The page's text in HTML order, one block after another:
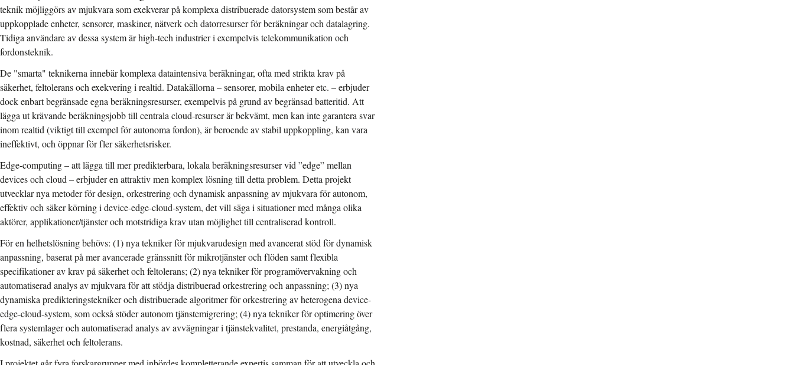
teknik möjliggörs av mjukvara som exekverar på komplexa distribuerade datorsystem som består av
uppkopplade enheter, sensorer, maskiner, nätverk och datorresurser för beräkningar och datalagring.
Tidiga användare av dessa system är high-tech industrier i exempelvis telekommunikation och
fordonsteknik.
De "smarta" teknikerna innebär komplexa dataintensiva beräkningar, ofta med strikta krav på
säkerhet, feltolerans och exekvering i realtid. Datakällorna – sensorer, mobila enheter etc. – erbjuder
dock enbart begränsade egna beräkningsresurser, exempelvis på grund av begränsad batteritid. Att
lägga ut krävande beräkningsjobb till centrala cloud-resurser är bekvämt, men kan inte garantera svar
inom realtid (viktigt till exempel för autonoma fordon), är beroende av stabil uppkoppling, kan vara
ineffektivt, och öppnar för fler säkerhetsrisker.
Edge-computing – att lägga till mer predikterbara, lokala beräkningsresurser vid ”edge” mellan
devices och cloud – erbjuder en attraktiv men komplex lösning till detta problem. Detta projekt
utvecklar nya metoder för design, orkestrering och dynamisk anpassning av mjukvara för autonom,
effektiv och säker körning i device-edge-cloud-system, det vill säga i situationer med många olika
aktörer, applikationer/tjänster och motstridiga krav utan möjlighet till centraliserad kontroll.
För en helhetslösning behövs: (1) nya tekniker för mjukvarudesign med avancerat stöd för dynamisk
anpassning, baserat på mer avancerade gränssnitt för mikrotjänster och flöden samt flexibla
specifikationer av krav på säkerhet och feltolerans; (2) nya tekniker för programövervakning och
automatiserad analys av mjukvara för att stödja distribuerad orkestrering och anpassning; (3) nya
dynamiska predikteringstekniker och distribuerade algoritmer för orkestrering av heterogena device-
edge-cloud-system, som också stöder autonom tjänstemigrering; (4) nya tekniker för optimering över
flera systemlager och automatiserad analys av avvägningar i tjänstekvalitet, prestanda, energiåtgång,
kostnad, säkerhet och feltolerans.